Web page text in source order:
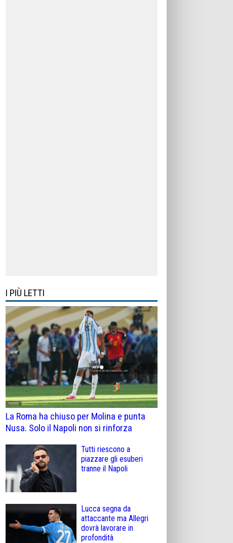
I PIÙ LETTI
La Roma ha chiuso per Molina e punta
Nusa. Solo il Napoli non si rinforza
Tutti riescono a
piazzare gli esuberi
tranne il Napoli
Lucca segna da
attaccante ma Allegri
dovrà lavorare in
profondità